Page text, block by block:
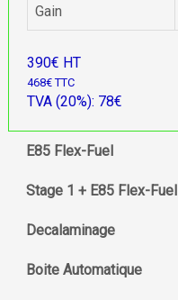
Gain
390€ HT
468€ TTC
TVA (20%): 78€
E85 Flex-Fuel
Stage 1 + E85 Flex-Fuel
Decalaminage
Boite Automatique